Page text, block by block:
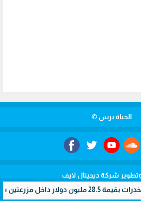
الحياة برس ©
شركة ديجيتال لايف